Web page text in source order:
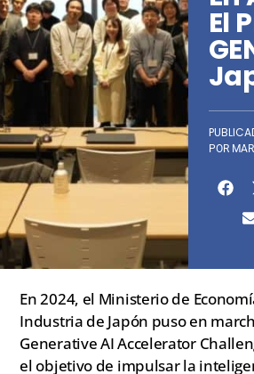
El
POR
En 2024, el Ministerio de
Industria de Japón puso en
Generative AI Accelerator
el objetivo de impulsar la